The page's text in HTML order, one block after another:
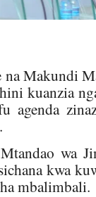
na Makundi
kuanzia
wa
kwa
mbalimbali.